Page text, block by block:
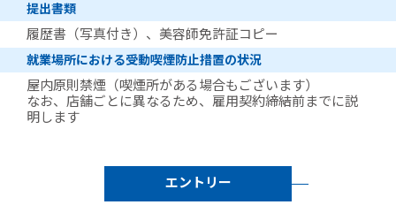
提出書類
履歴書（写真付き）、美容師免許証コピー
就業場所における受動喫煙防止措置の状況
屋内原則禁煙（喫煙所がある場合もございます）
なお、店舗ごとに異なるため、雇用契約締結前までに説
明します
エントリー